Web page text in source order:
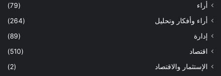
أراء
(79)
أراء وأفكار وتحليل
(264)
إدارة
(89)
اقتصاد
(510)
الإستثمار والاقتصاد
(2)